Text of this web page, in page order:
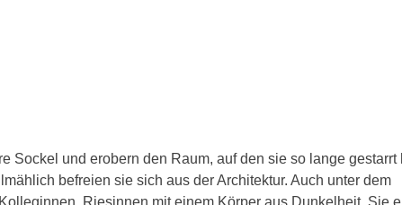
Sockel und erobern den Raum, auf den sie so lange gestarrt
befreien sie sich aus der Architektur. Auch unter dem
Riesinnen mit einem Körper aus Dunkelheit. Sie